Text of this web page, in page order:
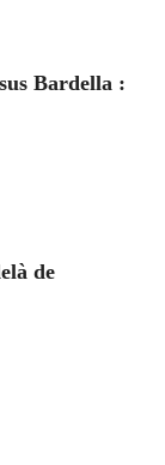
Bardella :
de